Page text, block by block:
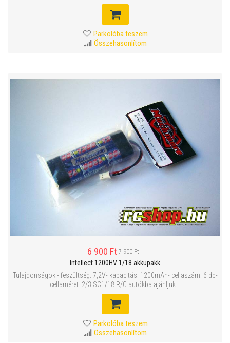
Parkolóba teszem
Összehasonlítom
6 900 Ft 7 900 Ft
Intellect 1200HV 1/18 akkupakk
Tulajdonságok:- feszültség: 7,2V- kapacitás: 1200mAh- cellaszám: 6 db-
cellaméret: 2/3 SC1/18 R/C autókba ajánljuk...
Parkolóba teszem
Összehasonlítom